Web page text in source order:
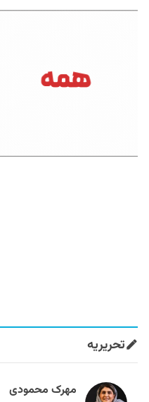
تحریریه
مهرک محمودی